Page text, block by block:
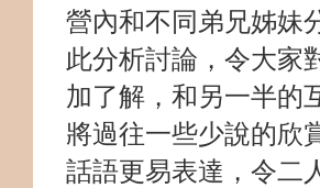
營內和不同弟兄姊妹
此分析討論，令大家
加了解，和另一半的
將過往一些少說的欣
話語更易表達，令二